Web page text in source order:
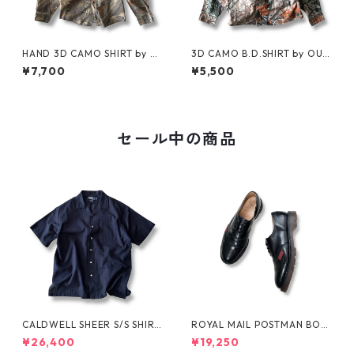
HAND 3D CAMO SHIRT by Cl
arfield Outdoors
¥7,700
3D CAMO B.D.SHIRT by OUT
FITTERS RIDGE
¥5,500
セール中の商品
CALDWELL SHEER S/S SHIRT
by Polo Ralph Lauren
¥26,400
ROYAL MAIL POSTMAN BOO
TS by Dr.MARTENS
¥19,250